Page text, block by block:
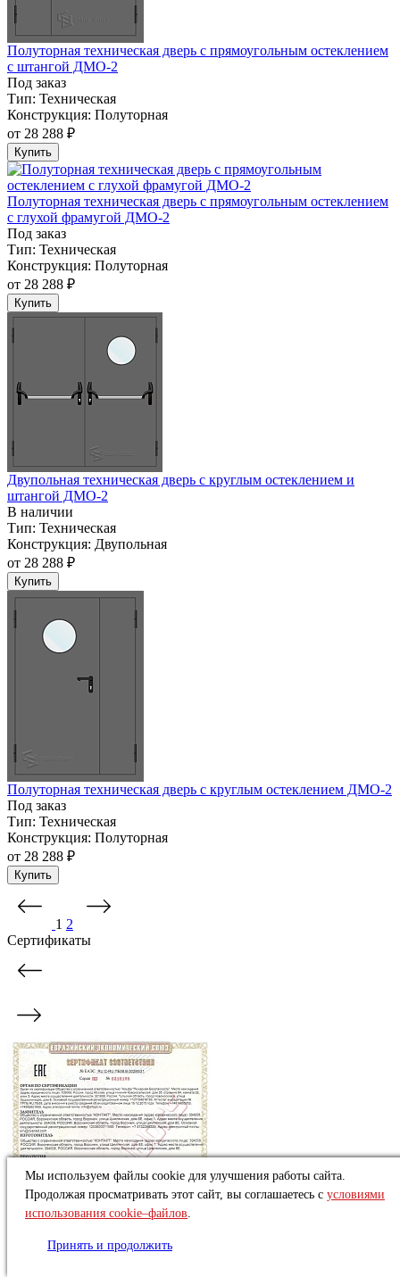
Полуторная техническая дверь с прямоугольным остеклением
с штангой ДМО-2
Под заказ
Тип: Техническая
Конструкция: Полуторная
от 28 288 ₽
Купить
Полуторная техническая дверь с прямоугольным остеклением
с глухой фрамугой ДМО-2
Под заказ
Тип: Техническая
Конструкция: Полуторная
от 28 288 ₽
Купить
Двупольная техническая дверь c круглым остеклением и
штангой ДМО-2
В наличии
Тип: Техническая
Конструкция: Двупольная
от 28 288 ₽
Купить
Полуторная техническая дверь с круглым остеклением ДМО-2
Под заказ
Тип: Техническая
Конструкция: Полуторная
от 28 288 ₽
Купить
1 2
Сертификаты
Мы используем файлы cookie для улучшения работы сайта.
Продолжая просматривать этот сайт, вы соглашаетесь с условиями
использования cookie–файлов.
Принять и продолжить